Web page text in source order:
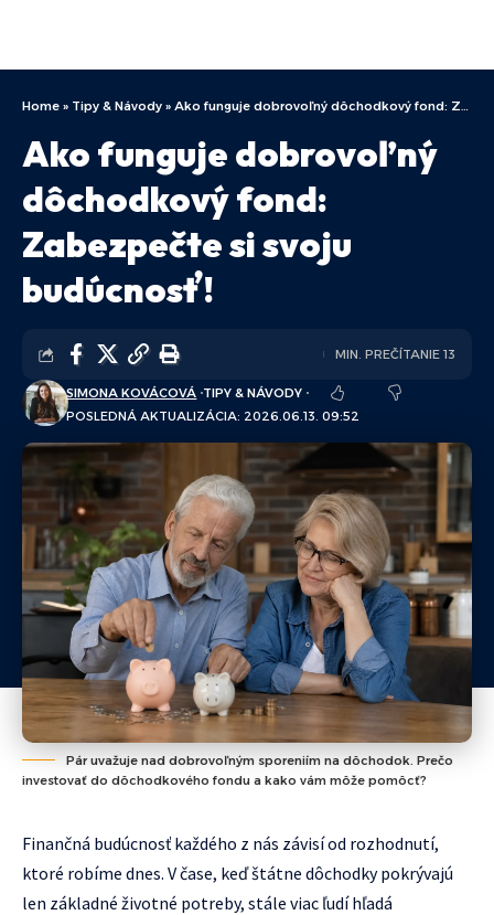
Home » Tipy & Návody » Ako funguje dobrovoľný dôchodkový fond: Zabezpečte si svoju budúcnosť!
Ako funguje dobrovoľný
dôchodkový fond:
Zabezpečte si svoju
budúcnosť!
POSLEDNÁ AKTUALIZÁCIA: 2026.06.13. 09:52
SIMONA KOVÁCOVÁ TIPY & NÁVODY
MIN. PREČÍTANIE 13
Pár uvažuje nad dobrovoľným sporeniím na dôchodok. Prečo
investovať do dôchodkového fondu a kako vám môže pomôcť?
Finančná budúcnosť každého z nás závisí od rozhodnutí,
ktoré robíme dnes. V čase, keď štátne dôchodky pokrývajú
len základné životné potreby, stále viac ľudí hľadá